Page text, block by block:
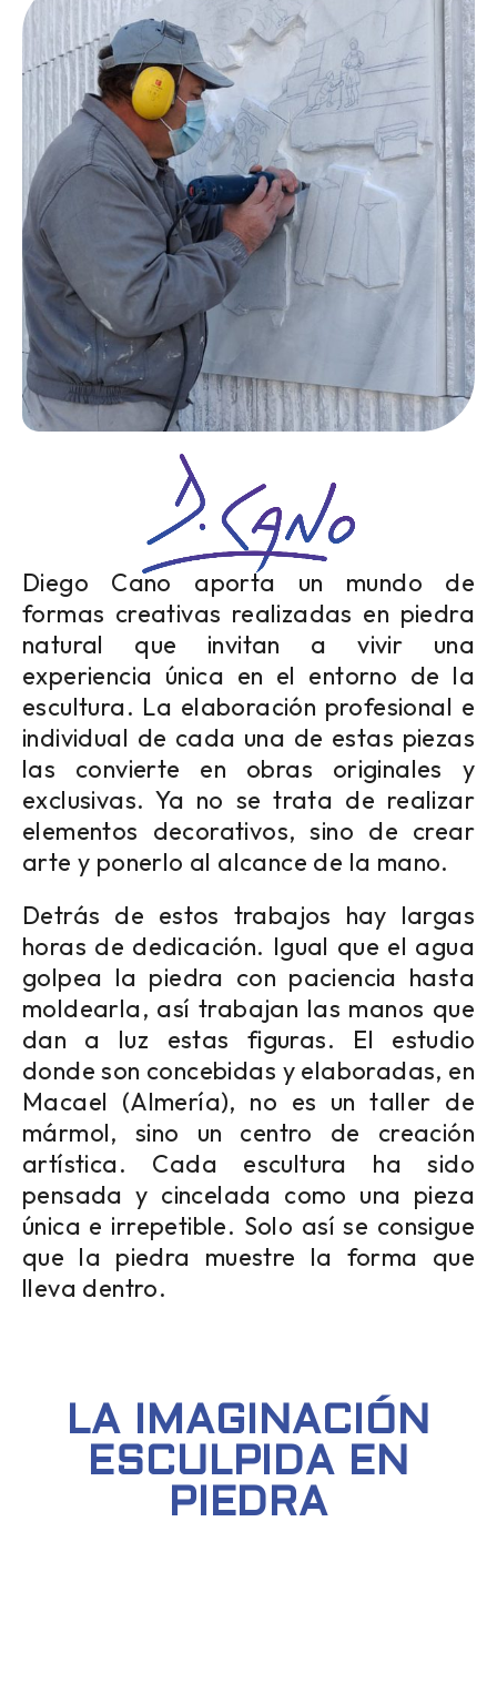
Diego Cano aporta un mundo de
formas creativas realizadas en piedra
natural que invitan a vivir una
experiencia única en el entorno de la
escultura. La elaboración profesional e
individual de cada una de estas piezas
las convierte en obras originales y
exclusivas. Ya no se trata de realizar
elementos decorativos, sino de crear
arte y ponerlo al alcance de la mano.
Detrás de estos trabajos hay largas
horas de dedicación. Igual que el agua
golpea la piedra con paciencia hasta
moldearla, así trabajan las manos que
dan a luz estas figuras. El estudio
donde son concebidas y elaboradas, en
Macael (Almería), no es un taller de
mármol, sino un centro de creación
artística. Cada escultura ha sido
pensada y cincelada como una pieza
única e irrepetible. Solo así se consigue
que la piedra muestre la forma que
lleva dentro.
LA IMAGINACIÓN
ESCULPIDA EN
PIEDRA